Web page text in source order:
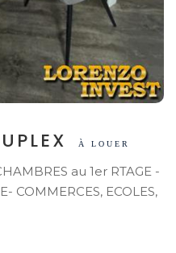
À LOUER
au 1er RTAGE -
COMMERCES, ECOLES,